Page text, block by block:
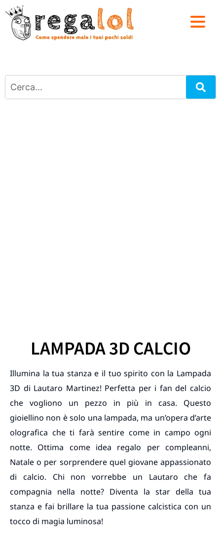
LAMPADA 3D CALCIO
Illumina la tua stanza e il tuo spirito con la Lampada
3D di Lautaro Martinez! Perfetta per i fan del calcio
che vogliono un pezzo in più in casa. Questo
gioiellino non è solo una lampada, ma un’opera d’arte
olografica che ti farà sentire come in campo ogni
notte. Ottima come idea regalo per compleanni,
Natale o per sorprendere quel giovane appassionato
di calcio. Chi non vorrebbe un Lautaro che fa
compagnia nella notte? Diventa la star della tua
stanza e fai brillare la tua passione calcistica con un
tocco di magia luminosa!